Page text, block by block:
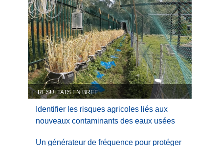
naturelles
RÉSULTATS EN BREF
Identifier les risques agricoles liés aux
nouveaux contaminants des eaux usées
Un générateur de fréquence pour protéger